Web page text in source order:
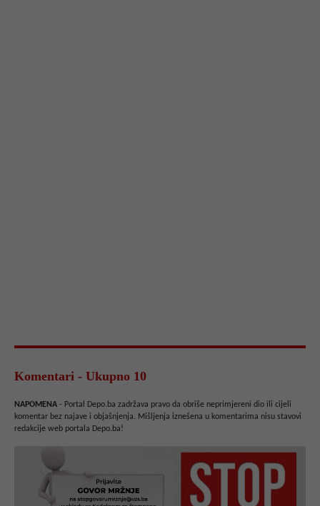
Komentari - Ukupno 10
NAPOMENA - Portal Depo.ba zadržava pravo da obriše neprimjereni dio ili cijeli
komentar bez najave i objašnjenja. Mišljenja iznešena u komentarima nisu stavovi
redakcije web portala Depo.ba!